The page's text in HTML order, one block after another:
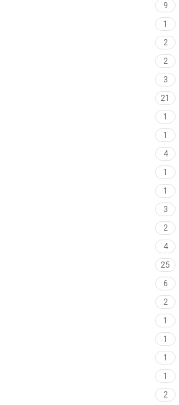
9
1
2
2
3
21
1
1
4
1
1
3
2
4
25
6
2
1
1
1
1
2